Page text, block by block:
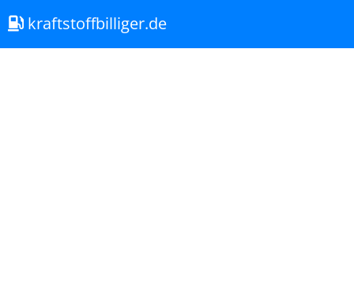
kraftstoffbilliger.de